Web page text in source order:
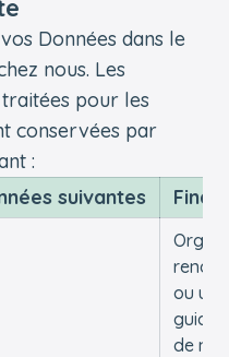
Données dans le
nous. Les
pour les
conservées par
:
suivantes
ou
de nos